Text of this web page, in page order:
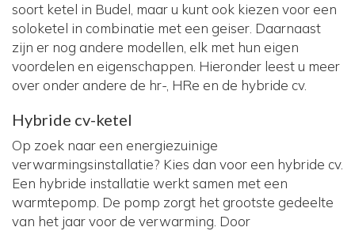
soort ketel in Budel, maar u kunt ook kiezen voor een
soloketel in combinatie met een geiser. Daarnaast
zijn er nog andere modellen, elk met hun eigen
voordelen en eigenschappen. Hieronder leest u meer
over onder andere de hr-, HRe en de hybride cv.
Hybride cv-ketel
Op zoek naar een energiezuinige
verwarmingsinstallatie? Kies dan voor een hybride cv.
Een hybride installatie werkt samen met een
warmtepomp. De pomp zorgt het grootste gedeelte
van het jaar voor de verwarming. Door